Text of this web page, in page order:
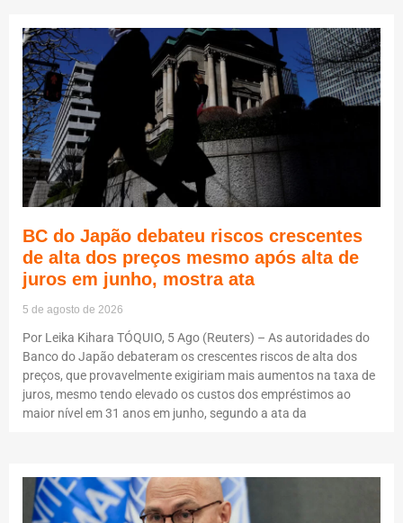
BC do Japão debateu riscos crescentes
de alta dos preços mesmo após alta de
juros em junho, mostra ata
5 de agosto de 2026
Por Leika Kihara TÓQUIO, 5 Ago (Reuters) – As autoridades do
Banco do Japão debateram os crescentes riscos de alta dos
preços, que provavelmente exigiriam mais aumentos na taxa de
juros, mesmo tendo elevado os custos dos empréstimos ao
maior nível em 31 anos em junho, segundo a ata da